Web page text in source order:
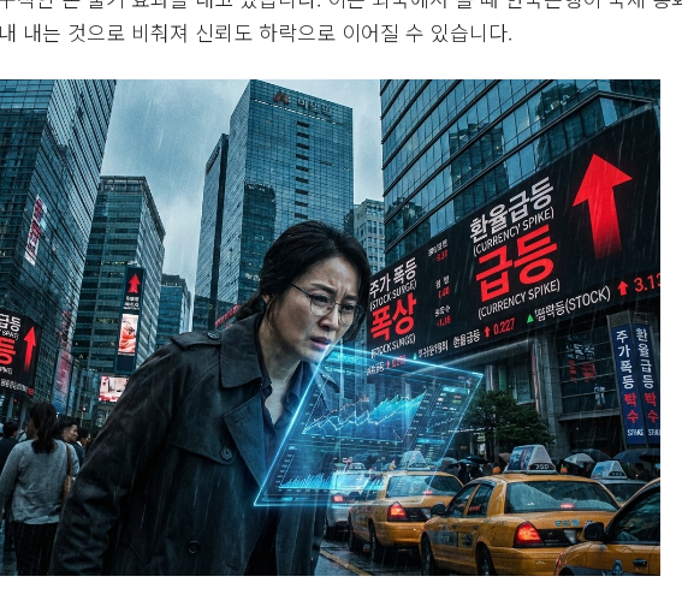
입의 변모
비판을 받으며 RP(환매조건부채권) 매입 방식을 통해 시중에 돈을 풀었습니다.
시중은행에 유동성을 공급하고, 이는 다시 자산 가격 상승과 통화 가치 하락으
은단기적으로 유동성을 공급하는 것이 본래 목적이지만, 한국은행은 만기를 계
적인 돈 풀기 효과를 내고 있습니다. 이는 외국에서 볼 때 한국은행이 국제 통화
내는 것으로 비춰져 신뢰도 하락으로 이어질 수 있습니다.